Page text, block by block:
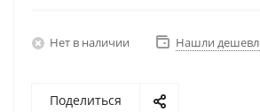
Нет в наличии Нашли
Поделиться